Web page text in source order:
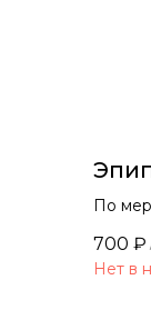
По
700 ₽
Нет в